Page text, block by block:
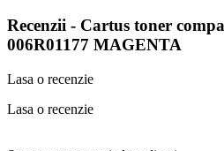
Recenzii - Cartus toner
006R01177 MAGENTA
Lasa o recenzie
Lasa o recenzie